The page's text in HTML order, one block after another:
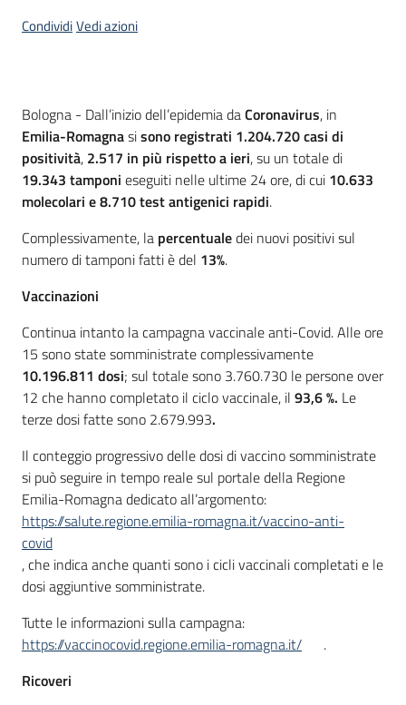
CondividiVedi azioni
Contenuto
Bologna - Dall’inizio dell’epidemia daCoronavirus, in
Emilia-Romagnasisono registrati 1.204.720 casi di
positività, 2.517 in più rispetto a ieri, su un totale di
19.343 tamponi eseguiti nelle ultime 24 ore, di cui 10.633
molecolari e 8.710 test antigenici rapidi.
Complessivamente, la percentualedei nuovi positivi sul
numero di tamponi fatti è del 13%.
Vaccinazioni
Continua intanto la campagna vaccinale anti-Covid. Alle ore
15 sono state somministrate complessivamente
10.196.811 dosi; sul totale sono 3.760.730 le persone over
12 che hanno completato il ciclo vaccinale, il 93,6 %. Le
terze dosi fatte sono 2.679.993.
Il conteggio progressivo delle dosi di vaccino somministrate
si può seguire in tempo reale sul portale della Regione
Emilia-Romagna dedicato all’argomento:
https://salute.regione.emilia-romagna.it/vaccino-anti-
covid
, che indica anche quanti sono i cicli vaccinali completati e le
dosi aggiuntive somministrate.
Tutte le informazioni sulla campagna:
https://vaccinocovid.regione.emilia-romagna.it/
.
Ricoveri